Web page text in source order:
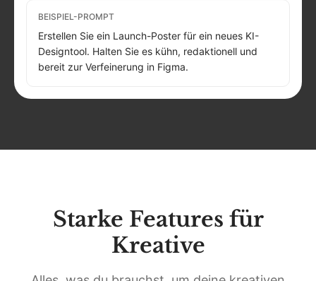
BEISPIEL-PROMPT
Erstellen Sie ein Launch-Poster für ein neues KI-
Designtool. Halten Sie es kühn, redaktionell und
bereit zur Verfeinerung in Figma.
Starke Features für
Kreative